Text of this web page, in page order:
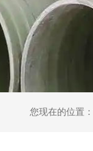
您现在的位置：